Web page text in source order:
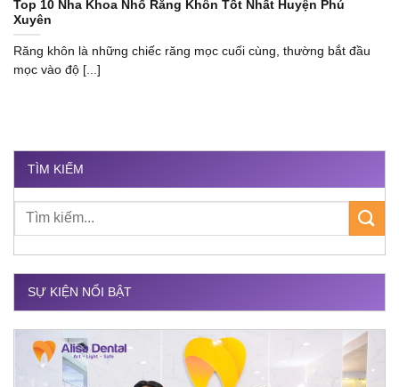
Top 10 Nha Khoa Nhổ Răng Khôn Tốt Nhất Huyện Phú
Xuyên
Răng khôn là những chiếc răng mọc cuối cùng, thường bắt đầu
mọc vào độ [...]
TÌM KIẾM
SỰ KIỆN NỔI BẬT